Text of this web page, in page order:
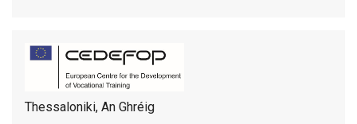
Thessaloniki, An Ghréig